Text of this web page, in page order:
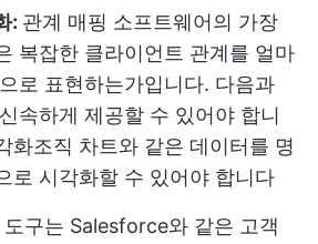
: 관계 매핑 소프트웨어의 가장
복잡한 클라이언트 관계를 얼마
로 표현하는가입니다. 다음과
속하게 제공할 수 있어야 합니
화조직 차트와 같은 데이터를 명
로 시각화할 수 있어야 합니다
도구는 Salesforce와 같은 고객